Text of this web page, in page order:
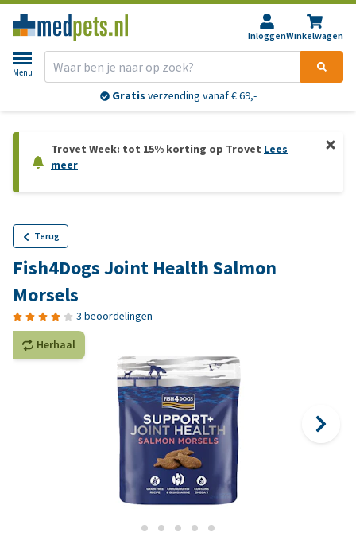
InloggenWinkelwagen
Menu
Gratis verzending vanaf € 69,-
Trovet Week: tot 15% korting op Trovet Lees
meer
Terug
Fish4Dogs Joint Health Salmon
Morsels
3 beoordelingen
Herhaal